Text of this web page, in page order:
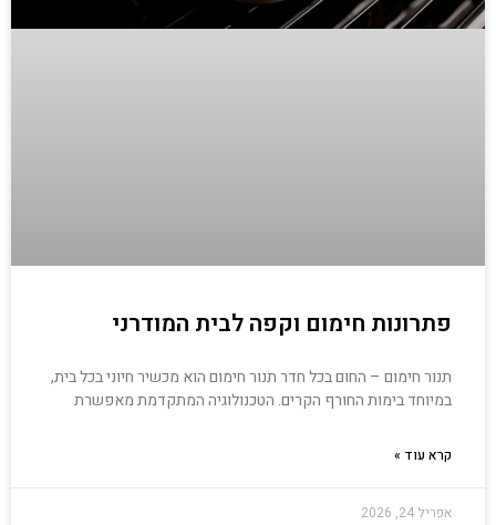
פתרונות חימום וקפה לבית המודרני
תנור חימום – החום בכל חדר תנור חימום הוא מכשיר חיוני בכל בית,
במיוחד בימות החורף הקרים. הטכנולוגיה המתקדמת מאפשרת
קרא עוד »
אפריל 24, 2026